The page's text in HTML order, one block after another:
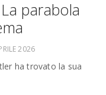
parabola
2026
ha trovato la sua